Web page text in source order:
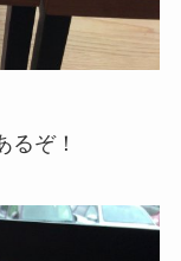
るぞ！